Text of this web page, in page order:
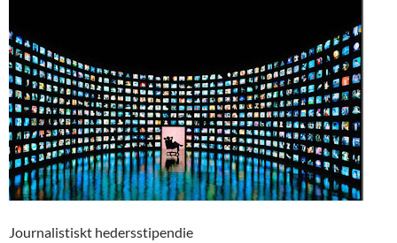
Journalistiskt hedersstipendie